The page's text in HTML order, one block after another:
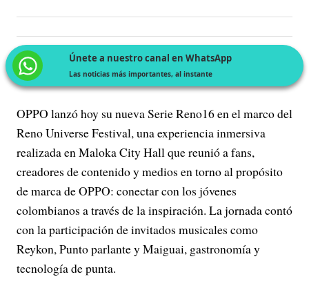
Únete a nuestro canal en WhatsApp
Las noticias más importantes, al instante
OPPO lanzó hoy su nueva Serie Reno16 en el marco del
Reno Universe Festival, una experiencia inmersiva
realizada en Maloka City Hall que reunió a fans,
creadores de contenido y medios en torno al propósito
de marca de OPPO: conectar con los jóvenes
colombianos a través de la inspiración. La jornada contó
con la participación de invitados musicales como
Reykon, Punto parlante y Maiguai, gastronomía y
tecnología de punta.